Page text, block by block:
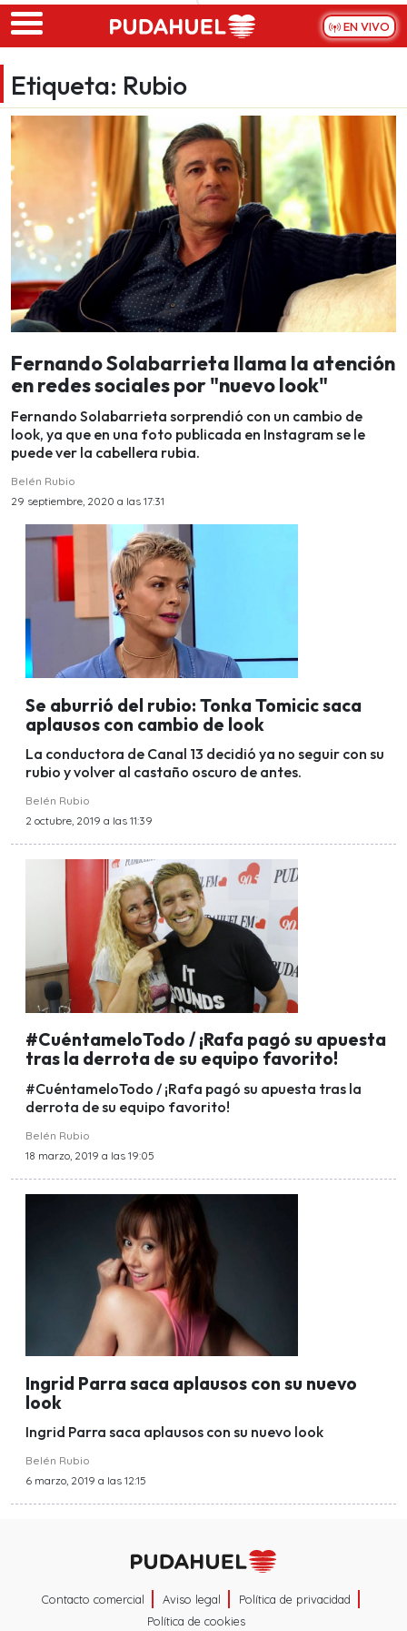
Skip to main content
EN VIVO
Etiqueta: Rubio
Fernando Solabarrieta llama la atención
en redes sociales por "nuevo look"
Fernando Solabarrieta sorprendió con un cambio de
look, ya que en una foto publicada en Instagram se le
puede ver la cabellera rubia.
Belén Rubio
29 septiembre, 2020 a las 17:31
Se aburrió del rubio: Tonka Tomicic saca
aplausos con cambio de look
La conductora de Canal 13 decidió ya no seguir con su
rubio y volver al castaño oscuro de antes.
Belén Rubio
2 octubre, 2019 a las 11:39
#CuéntameloTodo / ¡Rafa pagó su apuesta
tras la derrota de su equipo favorito!
#CuéntameloTodo / ¡Rafa pagó su apuesta tras la
derrota de su equipo favorito!
Belén Rubio
18 marzo, 2019 a las 19:05
Ingrid Parra saca aplausos con su nuevo
look
Ingrid Parra saca aplausos con su nuevo look
Belén Rubio
6 marzo, 2019 a las 12:15
Contacto comercial Aviso legal
Política de privacidad
Política de cookies